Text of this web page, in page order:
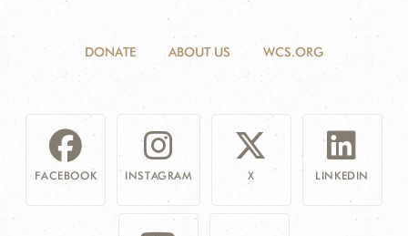
DONATE ABOUT US WCS.ORG
FACEBOOK INSTAGRAM X LINKEDIN